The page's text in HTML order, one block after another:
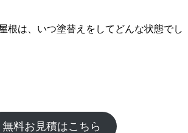
根は、いつ塗替えをしてどんな状態でし
無料お見積はこちら